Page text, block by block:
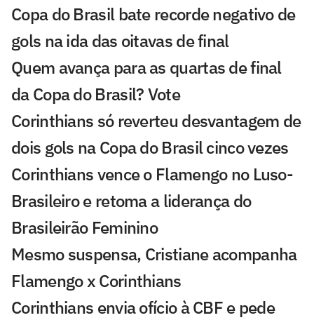
Copa do Brasil bate recorde negativo de
gols na ida das oitavas de final
Quem avança para as quartas de final
da Copa do Brasil? Vote
Corinthians só reverteu desvantagem de
dois gols na Copa do Brasil cinco vezes
Corinthians vence o Flamengo no Luso-
Brasileiro e retoma a liderança do
Brasileirão Feminino
Mesmo suspensa, Cristiane acompanha
Flamengo x Corinthians
Corinthians envia ofício à CBF e pede